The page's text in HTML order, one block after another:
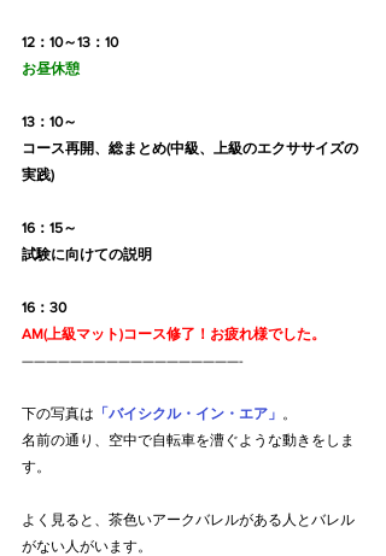
12：10～13：10
お昼休憩
13：10～
コース再開、総まとめ(中級、上級のエクササイズの
実践)
16：15～
試験に向けての説明
16：30
AM(上級マット)コース修了！お疲れ様でした。
——————————————————-
下の写真は 「バイシクル・イン・エア」 。
名前の通り、空中で自転車を漕ぐような動きをしま
す。
よく見ると、茶色いアークバレルがある人とバレル
がない人がいます。